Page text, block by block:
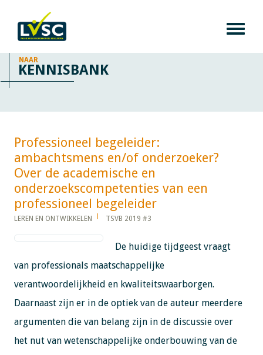
NAAR
KENNISBANK
Professioneel begeleider:
ambachtsmens en/of onderzoeker?
Over de academische en
onderzoekscompetenties van een
professioneel begeleider​​​​​​
LEREN EN ONTWIKKELEN TSVB 2019 #3
De huidige tijdgeest vraagt
van professionals maatschappelijke
verantwoordelijkheid en kwaliteitswaarborgen.
Daarnaast zijn er in de optiek van de auteur meerdere
argumenten die van belang zijn in de discussie over
het nut van wetenschappelijke onderbouwing van de